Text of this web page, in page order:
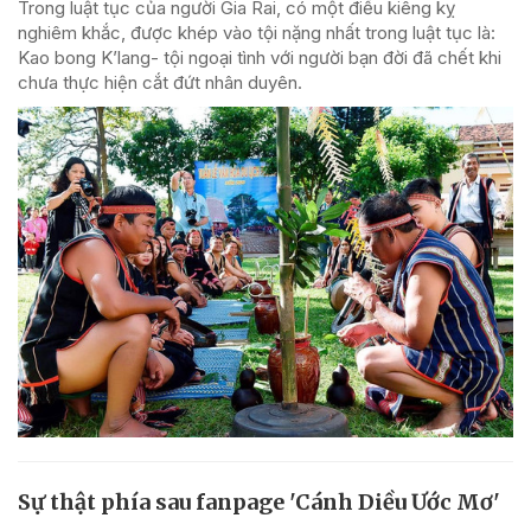
Trong luật tục của người Gia Rai, có một điều kiêng kỵ
nghiêm khắc, được khép vào tội nặng nhất trong luật tục là:
Kao bong K’lang- tội ngoại tình với người bạn đời đã chết khi
chưa thực hiện cắt đứt nhân duyên.
Sự thật phía sau fanpage 'Cánh Diều Ước Mơ'